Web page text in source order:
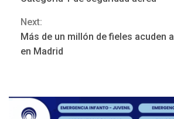
Next:
Más de un millón de fieles acuden
en Madrid
REGIONALES
gestión